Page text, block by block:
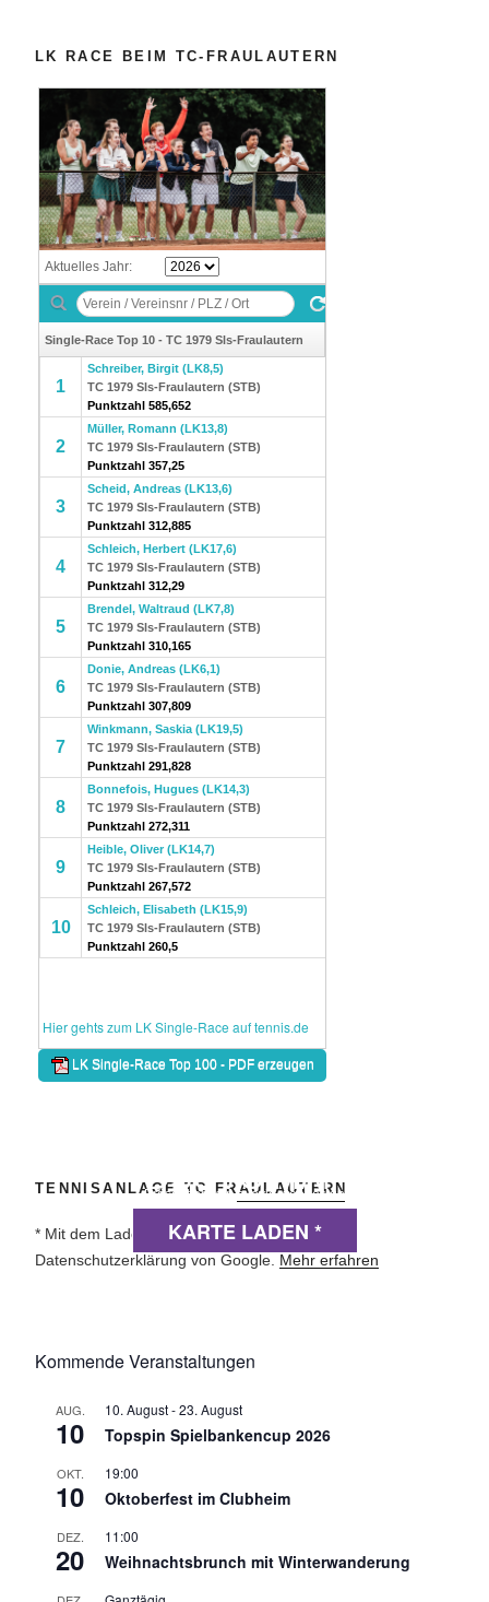
LK RACE BEIM TC-FRAULAUTERN
TENNISANLAGE TC FRAULAUTERN
DSGVO MAP
KARTE LADEN *
Präsentiert von exovia webdesign
* Mit dem Laden der Karte akzeptierst du die
Datenschutzerklärung von Google. Mehr erfahren
Kommende Veranstaltungen
AUG.
10
10. August-23. August
Topspin Spielbankencup 2026
OKT.
10
19:00
Oktoberfest im Clubheim
DEZ.
20
11:00
Weihnachtsbrunch mit Winterwanderung